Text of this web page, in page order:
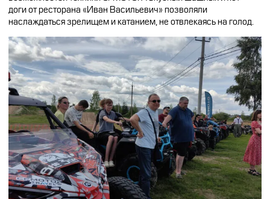
доги от ресторана «Иван Васильевич» позволяли
наслаждаться зрелищем и катанием, не отвлекаясь на голод.